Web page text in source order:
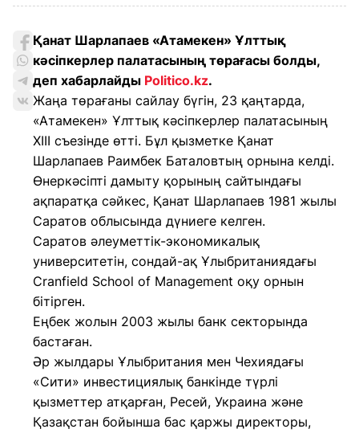
Қанат Шарлапаев «Атамекен» Ұлттық
кәсіпкерлер палатасының төрағасы болды,
деп хабарлайды Politico.kz.
Жаңа төрағаны сайлау бүгін, 23 қаңтарда,
«Атамекен» Ұлттық кәсіпкерлер палатасының
XIII съезінде өтті. Бұл қызметке Қанат
Шарлапаев Раимбек Баталовтың орнына келді.
Өнеркәсіпті дамыту қорының сайтындағы
ақпаратқа сәйкес, Қанат Шарлапаев 1981 жылы
Саратов облысында дүниеге келген.
Саратов әлеуметтік-экономикалық
университетін, сондай-ақ Ұлыбританиядағы
Cranfield School of Management оқу орнын
бітірген.
Еңбек жолын 2003 жылы банк секторында
бастаған.
Әр жылдары Ұлыбритания мен Чехиядағы
«Сити» инвестициялық банкінде түрлі
қызметтер атқарған, Ресей, Украина және
Қазақстан бойынша бас қаржы директоры,